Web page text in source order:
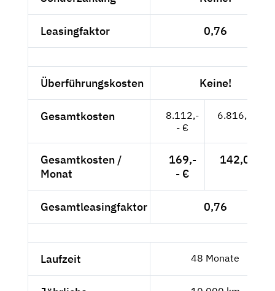
Leasingfaktor 0,76
Überführungskosten Keine!
Gesamtkosten
8.112,-
- €
6.816,81 €
Gesamtkosten /
Monat
169,-
- €
142,02 €
Gesamtleasingfaktor 0,76
Laufzeit 48 Monate